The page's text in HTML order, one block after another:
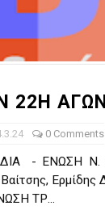
22Η
0 Comments
- ΕΝΩΣΗ Ν.
Βαίτσης,
ΤΡ...